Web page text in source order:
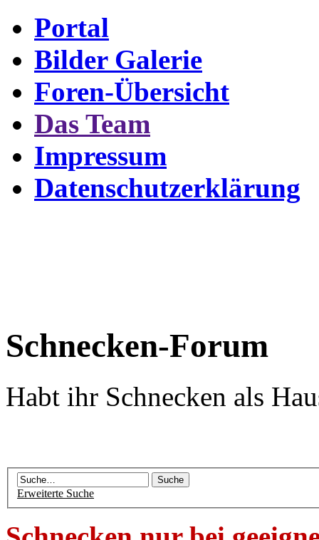
Portal
Bilder Galerie
Foren-Übersicht
Das Team
Impressum
Datenschutzerklärung
Schnecken-Forum
Habt ihr Schnecken als
Erweiterte Suche